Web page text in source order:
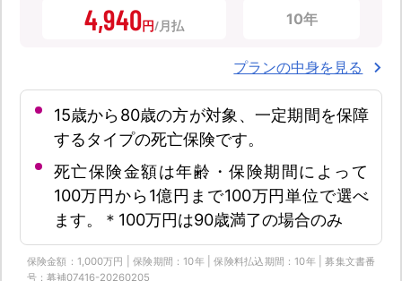
4,940円 10年
プランの中身を見る
15歳から80歳の方が対象、一定期間を保障
するタイプの死亡保険です。
死亡保険金額は年齢・保険期間によって
100万円から1億円まで100万円単位で選べ
ます。＊100万円は90歳満了の場合のみ
保険金額：1,000万円 | 保険期間：10年 | 保険料払込期間：10年 | 募集文書番
号：募補07416-20260205